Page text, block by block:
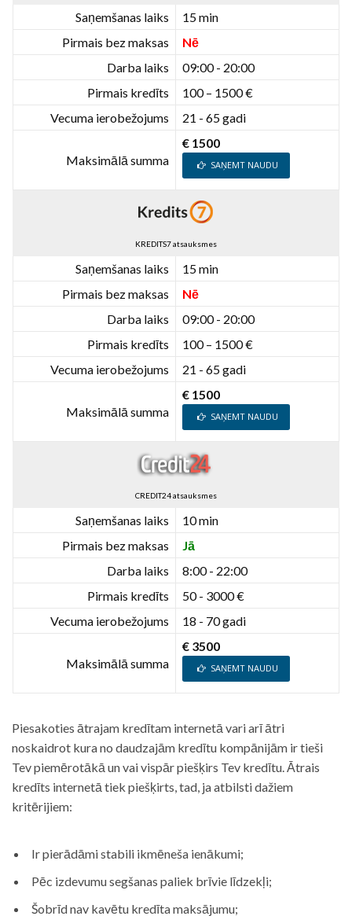
Saņemšanas laiks
15 min
Pirmais bez maksas
Nē
Darba laiks
09:00 - 20:00
Pirmais kredīts
100 – 1500 €
Vecuma ierobežojums
21 - 65 gadi
Maksimālā summa
€ 1500
SAŅEMT NAUDU
KREDITS7 atsauksmes
Saņemšanas laiks
15 min
Pirmais bez maksas
Nē
Darba laiks
09:00 - 20:00
Pirmais kredīts
100 – 1500 €
Vecuma ierobežojums
21 - 65 gadi
Maksimālā summa
€ 1500
SAŅEMT NAUDU
CREDIT24 atsauksmes
Saņemšanas laiks
10 min
Pirmais bez maksas
Jā
Darba laiks
8:00 - 22:00
Pirmais kredīts
50 - 3000 €
Vecuma ierobežojums
18 - 70 gadi
Maksimālā summa
€ 3500
SAŅEMT NAUDU
Piesakoties ātrajam kredītam internetā vari arī ātri
noskaidrot kura no daudzajām kredītu kompānijām ir tieši
Tev piemērotākā un vai vispār piešķirs Tev kredītu. Ātrais
kredīts internetā tiek piešķirts, tad, ja atbilsti dažiem
kritērijiem:
Ir pierādāmi stabili ikmēneša ienākumi;
Pēc izdevumu segšanas paliek brīvie līdzekļi;
Šobrīd nav kavētu kredīta maksājumu;